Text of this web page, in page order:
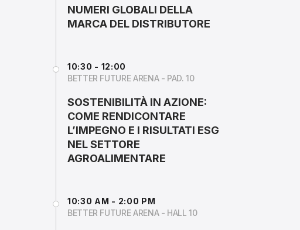
NUMERI GLOBALI DELLA
MARCA DEL DISTRIBUTORE
10:30 - 12:00
BETTER FUTURE ARENA - PAD. 10
SOSTENIBILITÀ IN AZIONE:
COME RENDICONTARE
L’IMPEGNO E I RISULTATI ESG
NEL SETTORE
AGROALIMENTARE
10:30 AM - 2:00 PM
BETTER FUTURE ARENA - HALL 10